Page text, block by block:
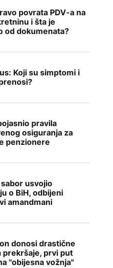
povrata PDV-a na
i šta je
od dokumenata?
Koji su simptomi i
pravila
osiguranja za
penzionere
usvojio
o BiH, odbijeni
amandmani
donosi drastične
prekršaje, prvi put
"obijesna vožnja"